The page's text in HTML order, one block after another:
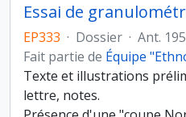
EP333 · Dossier · Ant.
Fait partie de Équipe
Texte et illustrations
lettre, notes.